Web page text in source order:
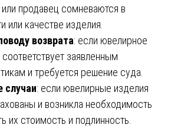
или продавец сомневаются в
или качестве изделия.
возврата: если ювелирное
заявленным
и требуется решение суда.
случаи: если ювелирные изделия
и возникла необходимость
их стоимость и подлинность.